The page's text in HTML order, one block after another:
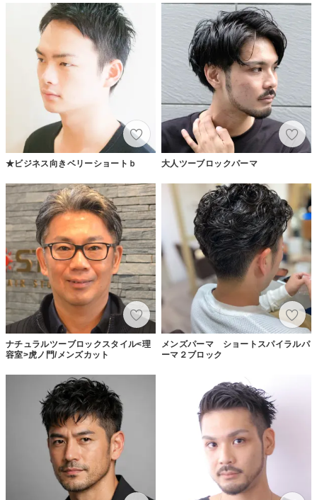
★ビジネス向きベリーショートｂ 大人ツーブロックパーマ
ナチュラルツーブロックスタイル<理
容室>虎ノ門/メンズカット
メンズパーマ ショートスパイラルパ
ーマ２ブロック